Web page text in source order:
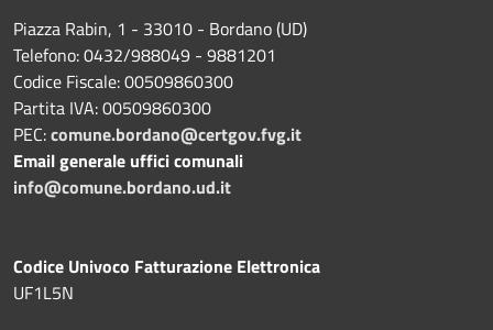
Piazza Rabin, 1 - 33010 - Bordano (UD)
Telefono: 0432/988049 - 9881201
Codice Fiscale: 00509860300
Partita IVA: 00509860300
PEC:comune.bordano@certgov.fvg.it
Email generale uffici comunali
info@comune.bordano.ud.it
Codice Univoco Fatturazione Elettronica
UF1L5N